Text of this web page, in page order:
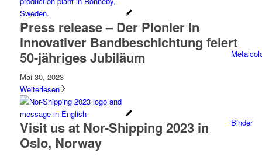
Binder
Press release – Der Pionier in
innovativer Bandbeschichtung feiert
50-jähriges Jubiläum
Mai 30, 2023
Weiterlesen
Visit us at Nor-Shipping 2023 in
Oslo, Norway